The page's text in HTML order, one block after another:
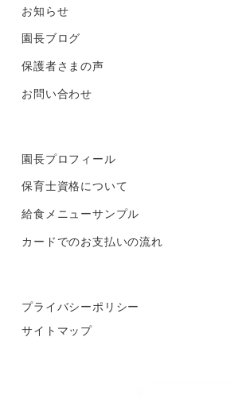
お知らせ
園長ブログ
保護者さまの声
お問い合わせ
園長プロフィール
保育士資格について
給食メニューサンプル
カードでのお支払いの流れ
プライバシーポリシー
サイトマップ